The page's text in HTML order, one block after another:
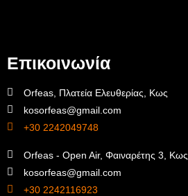
Επικοινωνία
Orfeas, Πλατεία Ελευθερίας, Κως
kosorfeas@gmail.com
+30 2242049748
Orfeas - Open Air, Φαιναρέτης 3, Κως
kosorfeas@gmail.com
+30 2242116923